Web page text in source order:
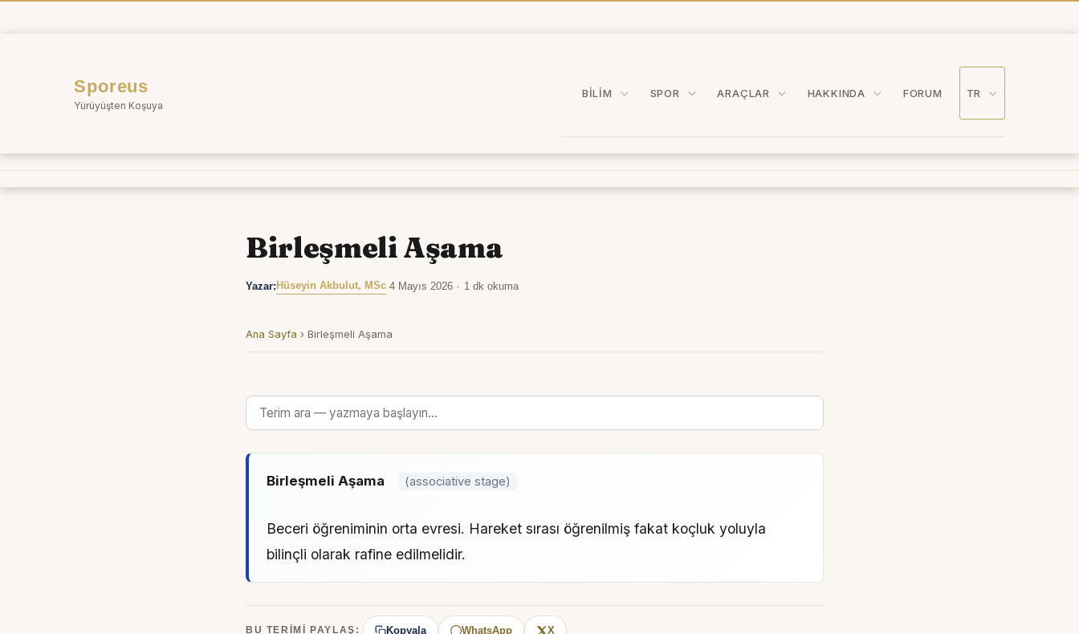
Sporeus
Yürüyüşten Koşuya
BILIM SPOR ARAÇLAR HAKKINDA FORUM TR
Birleşmeli Aşama
Yazar: Hüseyin Akbulut, MSc 4 Mayıs 2026 1 dk okuma
Ana Sayfa › Birleşmeli Aşama
Birleşmeli Aşama (associative stage)
Beceri öğreniminin orta evresi. Hareket sırası öğrenilmiş fakat koçluk yoluyla
bilinçli olarak rafine edilmelidir.
BU TERIMI PAYLAŞ: Kopyala WhatsApp X